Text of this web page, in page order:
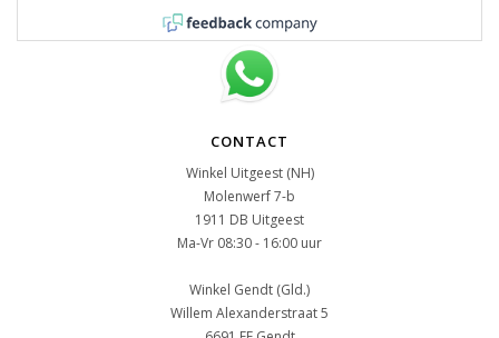
CONTACT
Winkel Uitgeest (NH)
Molenwerf 7-b
1911 DB Uitgeest
Ma-Vr 08:30 - 16:00 uur
Winkel Gendt (Gld.)
Willem Alexanderstraat 5